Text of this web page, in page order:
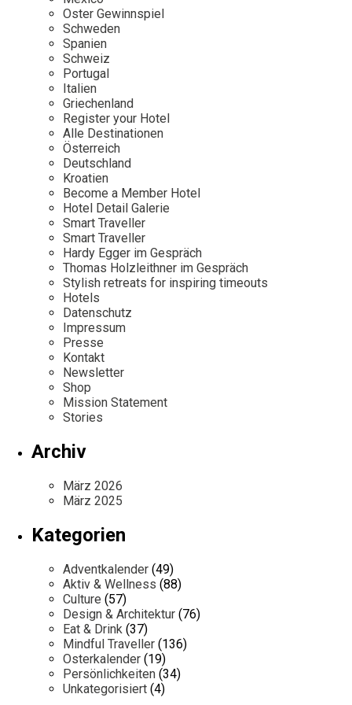
Mexico
Niederlande
Österreich
Portugal
Schweden
Spanien
Schweiz
Persönlichkeiten
Our Story
Career
Kontakt
Impressum
Oster Gewinnspiel
Schweden
Spanien
Schweiz
Portugal
Italien
Griechenland
Register your Hotel
Alle Destinationen
Österreich
Deutschland
Kroatien
Become a Member Hotel
Hotel Detail Galerie
Smart Traveller
Smart Traveller
Hardy Egger im Gespräch
Thomas Holzleithner im Gespräch
Stylish retreats for inspiring timeouts
Hotels
Datenschutz
Impressum
Presse
Kontakt
Newsletter
Shop
Mission Statement
Stories
Archiv
März 2026
März 2025
Kategorien
Adventkalender (49)
Aktiv & Wellness (88)
Culture (57)
Design & Architektur (76)
Eat & Drink (37)
Mindful Traveller (136)
Osterkalender (19)
Persönlichkeiten (34)
Unkategorisiert (4)